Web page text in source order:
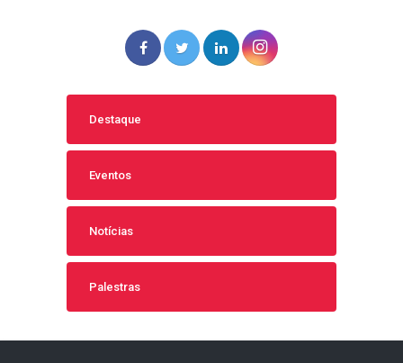
Destaque
Eventos
Notícias
Palestras